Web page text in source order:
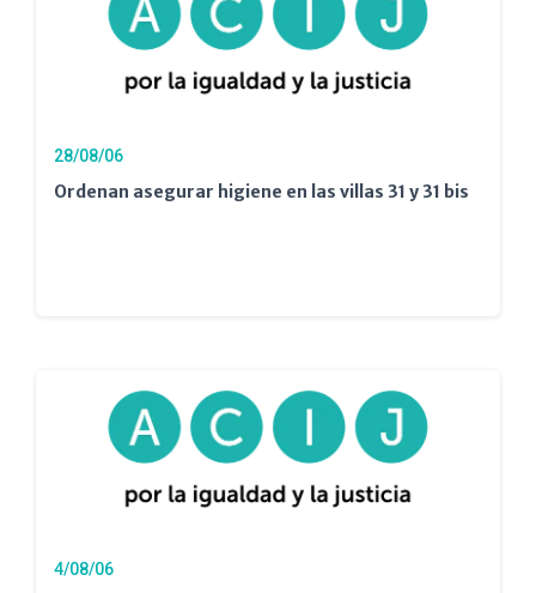
28/08/06
Ordenan asegurar higiene en las villas 31 y 31 bis
4/08/06